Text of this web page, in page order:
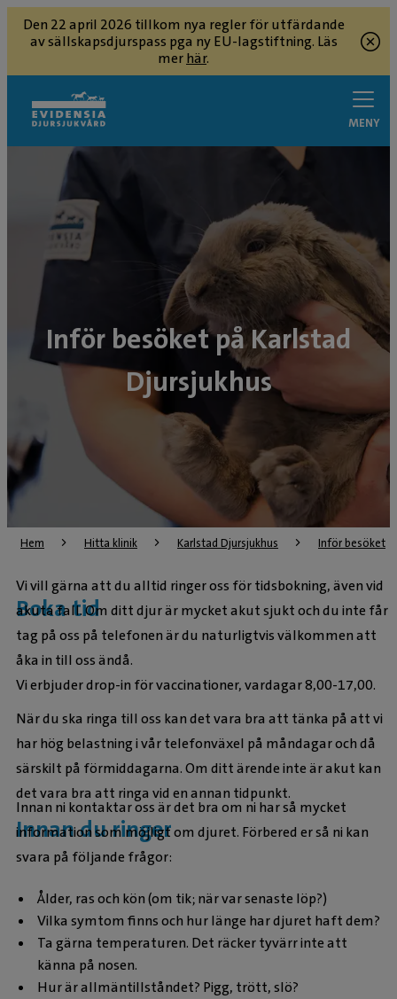
Den 22 april 2026 tillkom nya regler för utfärdande
av sällskapsdjurspass pga ny EU-lagstiftning. Läs
merhär.
MENY
Inför besöket på Karlstad
Djursjukhus
Hem Hitta klinik Karlstad Djursjukhus Inför besöket
Boka tid
Vi vill gärna att du alltid ringer oss för tidsbokning, även vid
akuta fall. Om ditt djur är mycket akut sjukt och du inte får
tag på oss på telefonen är du naturligtvis välkommen att
åka in till oss ändå.
Vi erbjuder drop-in för vaccinationer, vardagar 8,00-17,00.
När du ska ringa till oss kan det vara bra att tänka på att vi
har hög belastning i vår telefonväxel på måndagar och då
särskilt på förmiddagarna. Om ditt ärende inte är akut kan
det vara bra att ringa vid en annan tidpunkt.
Innan du ringer
Innan ni kontaktar oss är det bra om ni har så mycket
information som möjligt om djuret. Förbered er så ni kan
svara på följande frågor:
Ålder, ras och kön (om tik; när var senaste löp?)
Vilka symtom finns och hur länge har djuret haft dem?
Ta gärna temperaturen. Det räcker tyvärr inte att
känna på nosen.
Hur är allmäntillståndet? Pigg, trött, slö?